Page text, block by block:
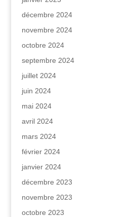
décembre 2024
novembre 2024
octobre 2024
septembre 2024
juillet 2024
juin 2024
mai 2024
avril 2024
mars 2024
février 2024
janvier 2024
décembre 2023
novembre 2023
octobre 2023